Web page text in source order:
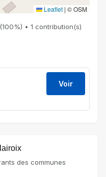
Leaflet | © OSM
• 1 contribution(s)
Voir
des communes